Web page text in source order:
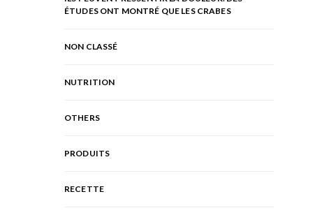
ÉTUDES ONT MONTRÉ QUE LES CRABES
NON CLASSÉ
NUTRITION
OTHERS
PRODUITS
RECETTE